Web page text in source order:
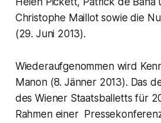
Christophe Maillot sowie die
(29. Juni 2013).
Wiederaufgenommen wird
Manon (8. Jänner 2013). Das
des Wiener Staatsballetts für
Rahmen einer